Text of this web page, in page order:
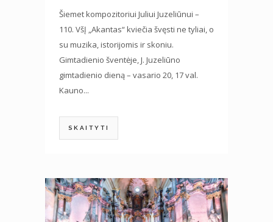
Šiemet kompozitoriui Juliui Juzeliūnui –
110. VšĮ „Akantas“ kviečia švęsti ne tyliai, o
su muzika, istorijomis ir skoniu.
Gimtadienio šventėje, J. Juzeliūno
gimtadienio dieną – vasario 20, 17 val.
Kauno...
SKAITYTI